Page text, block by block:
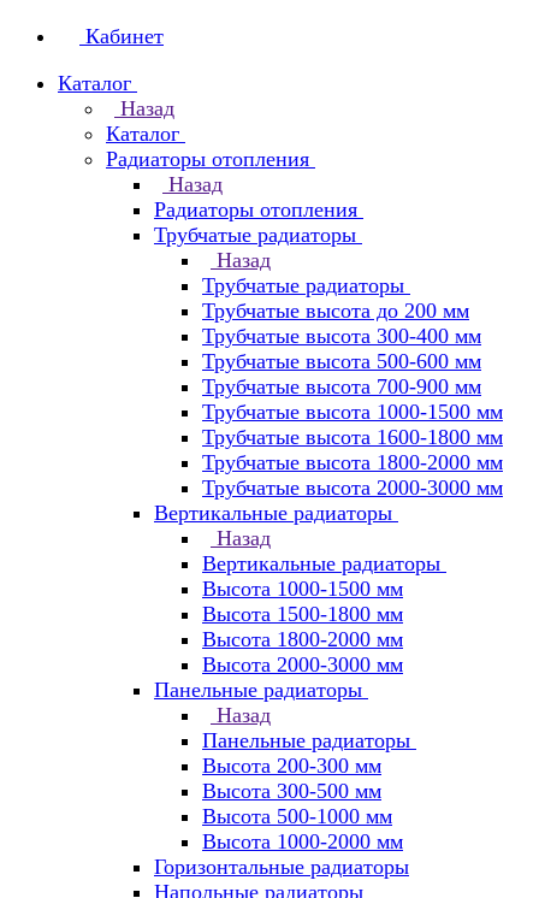
Кабинет
Каталог
Назад
Каталог
Радиаторы отопления
Назад
Радиаторы отопления
Трубчатые радиаторы
Назад
Трубчатые радиаторы
Трубчатые высота до 200 мм
Трубчатые высота 300-400 мм
Трубчатые высота 500-600 мм
Трубчатые высота 700-900 мм
Трубчатые высота 1000-1500 мм
Трубчатые высота 1600-1800 мм
Трубчатые высота 1800-2000 мм
Трубчатые высота 2000-3000 мм
Вертикальные радиаторы
Назад
Вертикальные радиаторы
Высота 1000-1500 мм
Высота 1500-1800 мм
Высота 1800-2000 мм
Высота 2000-3000 мм
Панельные радиаторы
Назад
Панельные радиаторы
Высота 200-300 мм
Высота 300-500 мм
Высота 500-1000 мм
Высота 1000-2000 мм
Горизонтальные радиаторы
Напольные радиаторы